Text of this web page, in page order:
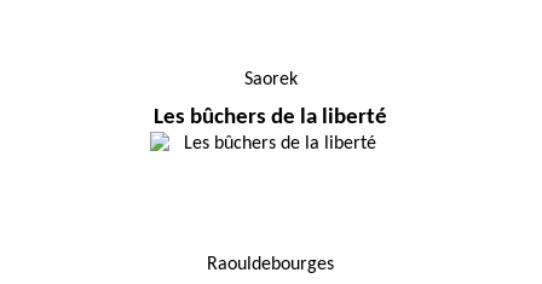
Saorek
Les bûchers de la liberté
Raouldebourges